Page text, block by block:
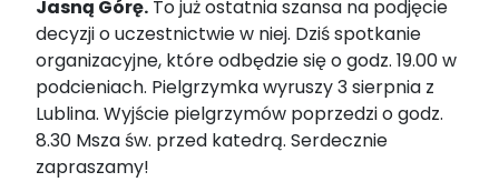
Jasną Górę. To już ostatnia szansa na podjęcie
decyzji o uczestnictwie w niej. Dziś spotkanie
organizacyjne, które odbędzie się o godz. 19.00 w
podcieniach. Pielgrzymka wyruszy 3 sierpnia z
Lublina. Wyjście pielgrzymów poprzedzi o godz.
8.30 Msza św. przed katedrą. Serdecznie
zapraszamy!